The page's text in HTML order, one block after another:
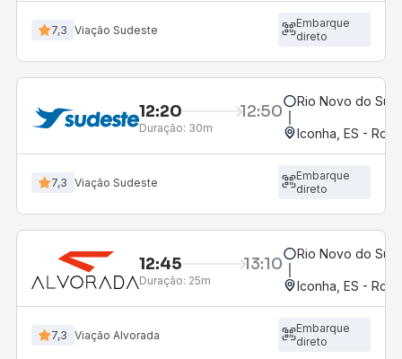
7,3 Viação Sudeste
Embarque
direto
12:20 12:50
Duração: 30m
Rio Novo do Sul,
Iconha, ES -
7,3 Viação Sudeste
Embarque
direto
12:45 13:10
Duração: 25m
Rio Novo do Sul,
Iconha, ES -
7,3 Viação Alvorada
Embarque
direto